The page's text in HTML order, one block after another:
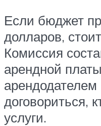
Если бюджет
долларов,
Комиссия
арендной
договориться,
услуги.